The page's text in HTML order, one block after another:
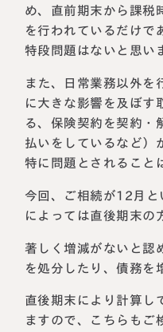
東京事務所
〒107-0062
東京都港区南青山一丁目2番6号
Access
円満相続塾（受講生募集
め、直前期末から課税
を行われているだけで
特段問題はないと思い
また、日常業務以外を
に大きな影響を及ぼす
る、保険契約を契約・
払いをしているなど）
特に問題とされること
今回、ご相続が12月と
によっては直後期末の
著しく増減がないと認
を処分したり、債務を
直後期末により計算し
ますので、こちらもご